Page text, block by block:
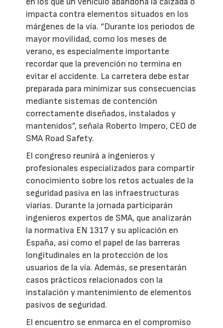
impacta contra elementos situados en los
márgenes de la vía. “Durante los periodos de
mayor movilidad, como los meses de
verano, es especialmente importante
recordar que la prevención no termina en
evitar el accidente. La carretera debe estar
preparada para minimizar sus consecuencias
mediante sistemas de contención
correctamente diseñados, instalados y
mantenidos”, señala Roberto Impero, CEO de
SMA Road Safety.
El congreso reunirá a ingenieros y
profesionales especializados para compartir
conocimiento sobre los retos actuales de la
seguridad pasiva en las infraestructuras
viarias. Durante la jornada participarán
ingenieros expertos de SMA, que analizarán
la normativa EN 1317 y su aplicación en
España, así como el papel de las barreras
longitudinales en la protección de los
usuarios de la vía. Además, se presentarán
casos prácticos relacionados con la
instalación y mantenimiento de elementos
pasivos de seguridad.
El encuentro se enmarca en el compromiso